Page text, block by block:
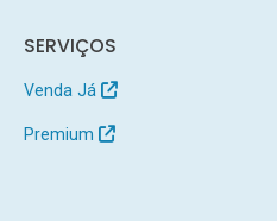
SERVIÇOS
Venda Já
Premium